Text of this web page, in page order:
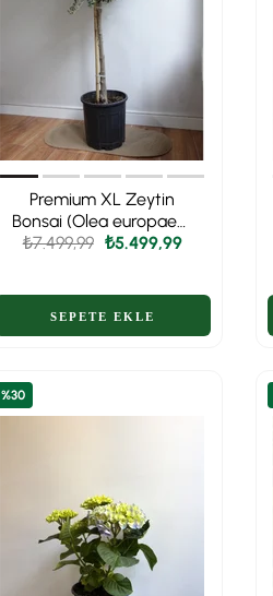
Premium XL Zeytin
Bonsai (Olea europaea)
– Evinize Bereket
₺5.499,99
₺7.499,99
%30